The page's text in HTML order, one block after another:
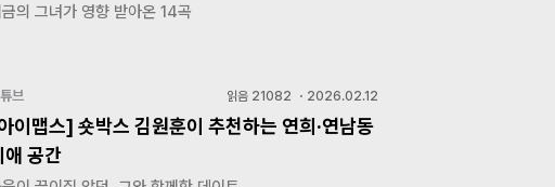
의 그녀가 영향 받아온 14곡
브 읽음 21082 ・ 2026.02.12
이맵스] 숏박스 김원훈이 추천하는 연희·연남동
애 공간